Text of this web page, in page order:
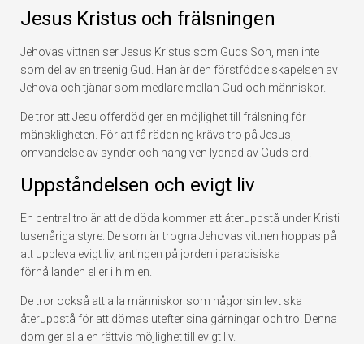
Jesus Kristus och frälsningen
Jehovas vittnen ser Jesus Kristus som Guds Son, men inte
som del av en treenig Gud. Han är den förstfödde skapelsen av
Jehova och tjänar som medlare mellan Gud och människor.
De tror att Jesu offerdöd ger en möjlighet till frälsning för
mänskligheten. För att få räddning krävs tro på Jesus,
omvändelse av synder och hängiven lydnad av Guds ord.
Uppståndelsen och evigt liv
En central tro är att de döda kommer att återuppstå under Kristi
tusenåriga styre. De som är trogna Jehovas vittnen hoppas på
att uppleva evigt liv, antingen på jorden i paradisiska
förhållanden eller i himlen.
De tror också att alla människor som någonsin levt ska
återuppstå för att dömas utefter sina gärningar och tro. Denna
dom ger alla en rättvis möjlighet till evigt liv.